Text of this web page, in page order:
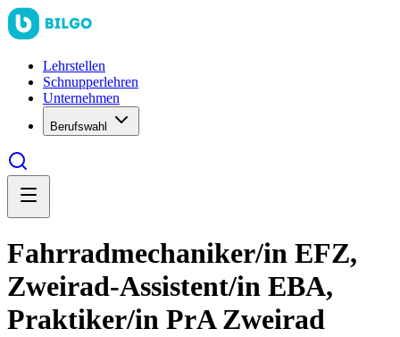
Lehrstellen
Schnupperlehren
Unternehmen
Berufswahl
Fahrradmechaniker/in EFZ,
Zweirad-Assistent/in EBA,
Praktiker/in PrA Zweirad